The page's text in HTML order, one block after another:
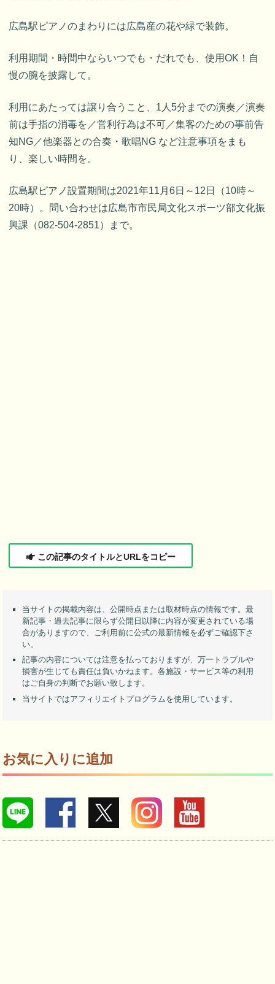
広島駅ピアノのまわりには広島産の花や緑で装飾。
利用期間・時間中ならいつでも・だれでも、使用OK！自
慢の腕を披露して。
利用にあたっては譲り合うこと、1人5分までの演奏／演奏
前は手指の消毒を／営利行為は不可／集客のための事前告
知NG／他楽器との合奏・歌唱NG など注意事項をまも
り、楽しい時間を。
広島駅ピアノ設置期間は2021年11月6日～12日（10時～
20時）。問い合わせは広島市市民局文化スポーツ部文化振
興課（082-504-2851）まで。
この記事のタイトルとURLをコピー
当サイトの掲載内容は、公開時点または取材時点の情報です。最
新記事・過去記事に限らず公開日以降に内容が変更されている場
合がありますので、ご利用前に公式の最新情報を必ずご確認下さ
い。
記事の内容については注意を払っておりますが、万一トラブルや
損害が生じても責任は負いかねます。各施設・サービス等の利用
はご自身の判断でお願い致します。
当サイトではアフィリエイトプログラムを使用しています。
お気に入りに追加